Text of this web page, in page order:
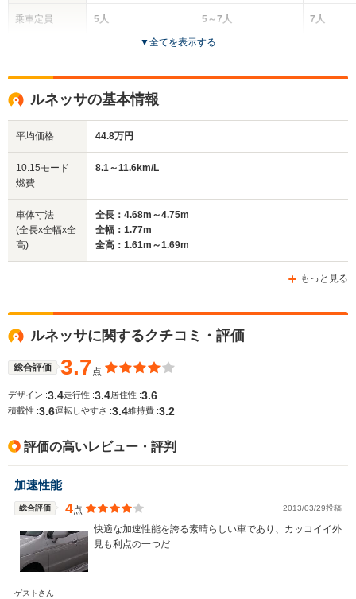
乗車定員
サイズ
(全長x全幅x全高)
WLTCモード
燃費
5人
全高
1.39m～1.41m
全幅
1.69m
5～7人
5ドア
7人
▼全てを表示する
ルネッサの基本情報
平均価格 44.8万円
10.15モード
燃費
8.1～11.6km/L
車体寸法
(全長x全幅x全
高)
全長：4.68m～4.75m
全幅：1.77m
全高：1.61m～1.69m
もっと見る
ルネッサに関するクチコミ・評価
総合評価 3.7点
デザイン :3.4走行性 :3.4 居住性 :3.6
積載性 :3.6運転しやすさ :3.4維持費 :3.2
評価の高いレビュー・評判
加速性能
総合評価 4点 2013/03/29投稿
快適な加速性能を誇る素晴らしい車であり、カッコイイ外
見も利点の一つだ
ゲストさん